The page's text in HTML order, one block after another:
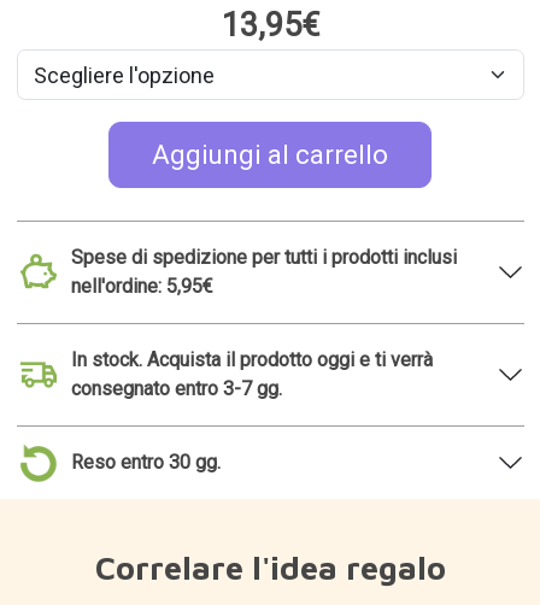
13,95€
Aggiungi al carrello
Spese di spedizione per tutti i prodotti inclusi
nell'ordine: 5,95€
In stock. Acquista il prodotto oggi e ti verrà
consegnato entro 3-7 gg.
Reso entro 30 gg.
Correlare l'idea regalo